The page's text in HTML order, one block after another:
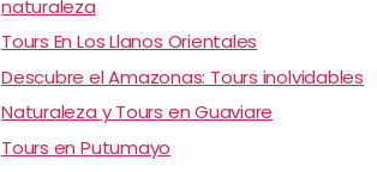
naturaleza
Tours En Los Llanos Orientales
Descubre el Amazonas: Tours inolvidables
Naturaleza y Tours en Guaviare
Tours en Putumayo